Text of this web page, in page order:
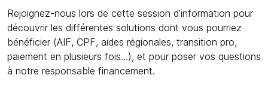
Rejoignez-nous lors de cette session d’information pour
découvrir les différentes solutions dont vous pourriez
bénéficier (AIF, CPF, aides régionales, transition pro,
paiement en plusieurs fois…), et pour poser vos questions
à notre responsable financement.